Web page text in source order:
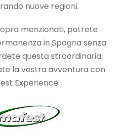
nuove regioni.
menzionati, potrete
in Spagna senza
questa straordinaria
la vostra avventura con
Experience.